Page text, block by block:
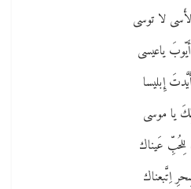
لا توسى
ياعيسى
إِبليسا
يا موسى
عَيناك
اِتَّبعناك